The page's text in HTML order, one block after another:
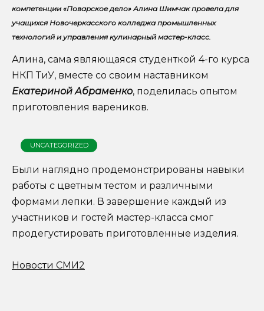
компетенции «Поварское дело» Алина Шимчак провела для
учащихся Новочеркасского колледжа промышленных
технологий и управления кулинарный мастер-класс.
Алина, сама являющаяся студенткой 4-го курса
НКП ТиУ, вместе со своим наставником
Екатериной Абраменко, поделилась опытом
приготовления вареников.
UNCATEGORIZED
Были наглядно продемонстрированы навыки
работы с цветным тестом и различными
формами лепки. В завершение каждый из
участников и гостей мастер-класса смог
продегустировать приготовленные изделия.
Новости СМИ2